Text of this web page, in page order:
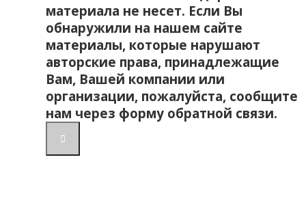
материала не несет. Если Вы
обнаружили на нашем сайте
материалы, которые нарушают
авторские права, принадлежащие
Вам, Вашей компании или
организации, пожалуйста, сообщите
нам через форму обратной связи.